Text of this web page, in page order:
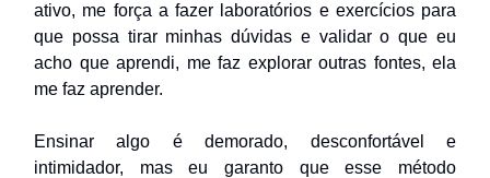
ativo, me força a fazer laboratórios e exercícios para
que possa tirar minhas dúvidas e validar o que eu
acho que aprendi, me faz explorar outras fontes, ela
me faz aprender.
Ensinar algo é demorado, desconfortável e
intimidador, mas eu garanto que esse método